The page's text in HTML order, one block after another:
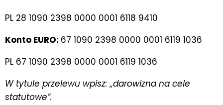
PL 28 1090 2398 0000 0001 6118 9410
Konto EURO: 67 1090 2398 0000 0001 6119 1036
PL 67 1090 2398 0000 0001 6119 1036
W tytule przelewu wpisz: „darowizna na cele
statutowe”.